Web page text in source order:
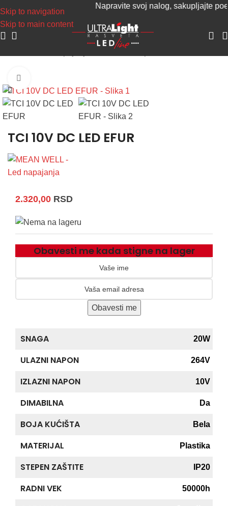
Skip to navigation
Skip to main content
Napravite svoj nalog, sakupljajte
TCI 10V DC LED EFUR
2.320,00 RSD
Obavesti me kada stigne na lager
Obavesti me
SNAGA 20W
ULAZNI NAPON 264V
IZLAZNI NAPON 10V
DIMABILNA Da
BOJA KUĆIŠTA Bela
MATERIJAL Plastika
STEPEN ZAŠTITE IP20
RADNI VEK 50000h